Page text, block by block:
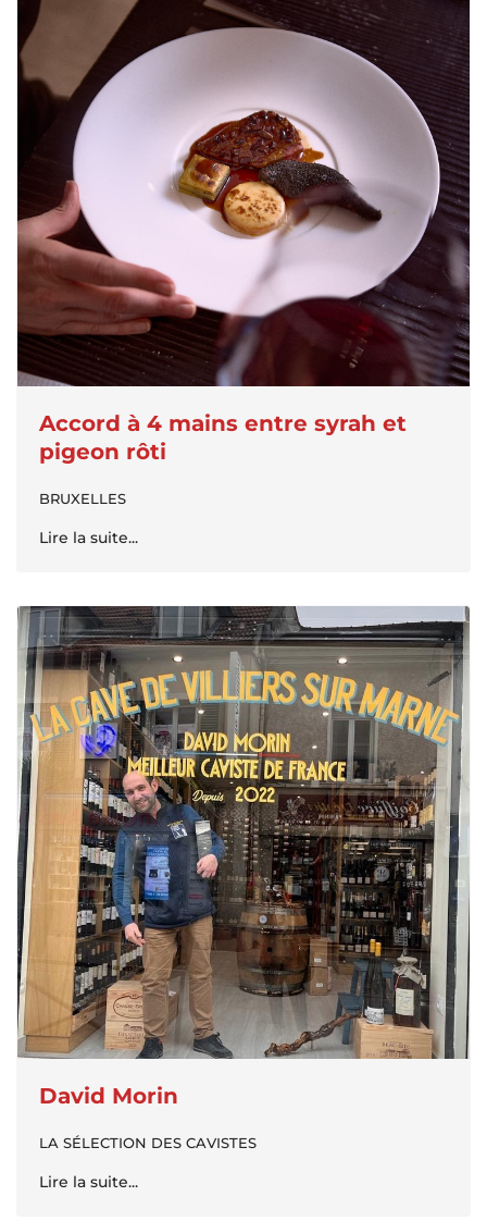
Accord à 4 mains entre syrah et
pigeon rôti
BRUXELLES
Lire la suite...
David Morin
LA SÉLECTION DES CAVISTES
Lire la suite...